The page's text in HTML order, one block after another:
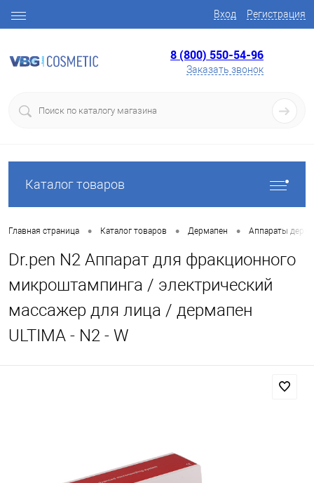
Вход Регистрация
8 (800) 550-54-96
Заказать звонок
Каталог товаров
Главная страница • Каталог товаров • Дермапен • Аппараты
Dr.pen N2 Аппарат для фракционного
микроштампинга / электрический
массажер для лица / дермапен
ULTIMA - N2 - W